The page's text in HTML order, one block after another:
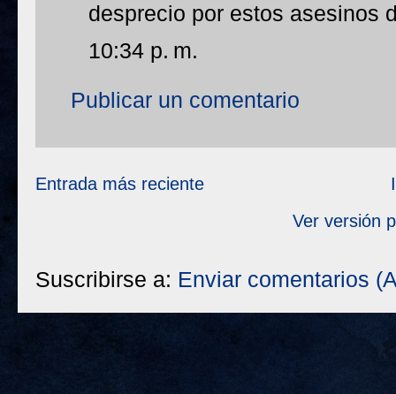
desprecio por estos asesinos
10:34 p. m.
Publicar un comentario
Entrada más reciente
Ver versión
Suscribirse a: Enviar comentarios